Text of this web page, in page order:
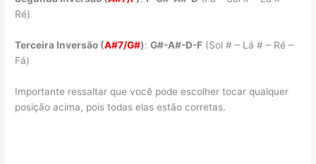
Ré)
Terceira Inversão (A#7/G#):G#-A#-D-F (Sol # – Lá # – Ré –
Fá)
Importante ressaltar que você pode escolher tocar qualquer
posição acima, pois todas elas estão corretas.